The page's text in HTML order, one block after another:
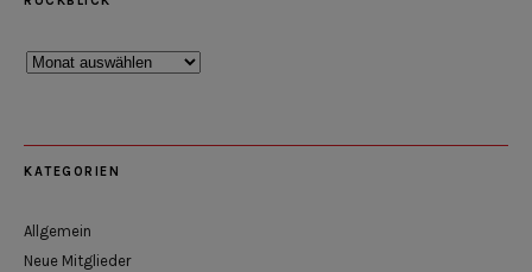
Rückblick
KATEGORIEN
Allgemein
Neue Mitglieder